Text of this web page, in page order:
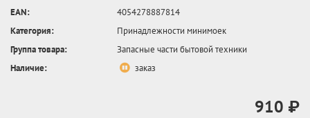
EAN:
4054278887814
Категория:
Принадлежности минимоек
Группа товара:
Запасные части бытовой техники
Наличие:
заказ
910 ₽